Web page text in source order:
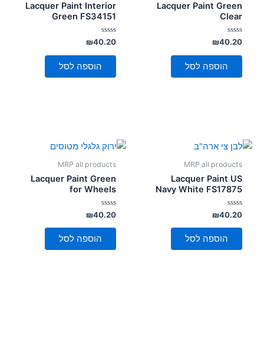
Lacquer Paint Green
Clear
דורג
0
מתוך
₪40.20
הוספה לסל
Lacquer Paint Interior
Green FS34151
דורג
0
מתוך
₪40.20
הוספה לסל
MRP all products
Lacquer Paint US
Navy White FS17875
דורג
0
מתוך
₪40.20
הוספה לסל
MRP all products
Lacquer Paint Green
for Wheels
דורג
0
מתוך
₪40.20
הוספה לסל